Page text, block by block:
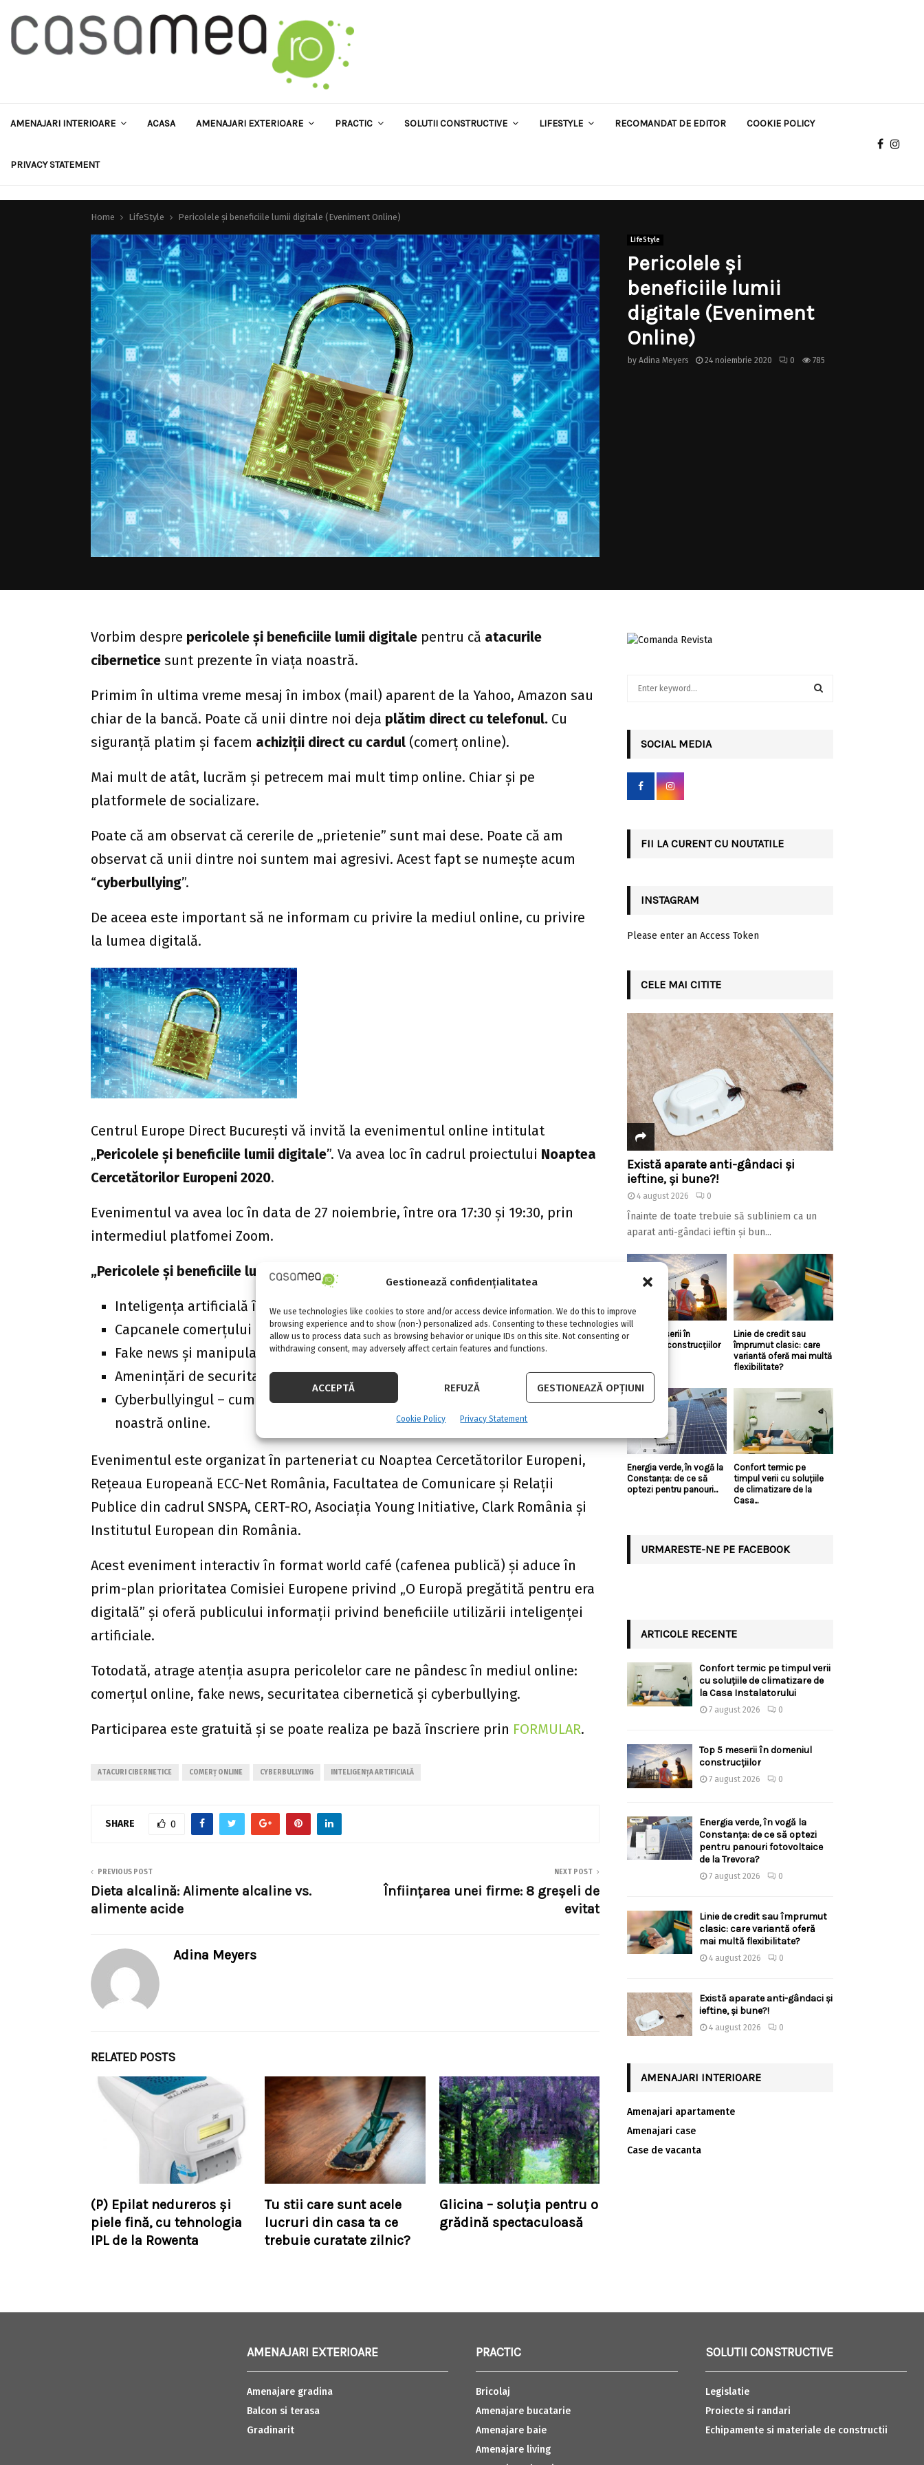
Gestionează confidențialitatea
We use technologies like cookies to store and/or access device information. We do this to improve
browsing experience and to show (non-) personalized ads. Consenting to these technologies will
allow us to process data such as browsing behavior or unique IDs on this site. Not consenting or
withdrawing consent, may adversely affect certain features and functions.
ACCEPTĂ REFUZĂ GESTIONEAZĂ OPȚIUNI
Cookie Policy Privacy Statement
AMENAJARI INTERIOARE ACASA AMENAJARI EXTERIOARE PRACTIC SOLUTII CONSTRUCTIVE LIFESTYLE RECOMANDAT DE EDITOR COOKIE POLICY
PRIVACY STATEMENT
Home LifeStyle Pericolele și beneficiile lumii digitale (Eveniment Online)
LifeStyle
Pericolele și
beneficiile lumii
digitale (Eveniment
Online)
by Adina Meyers 24 noiembrie 2020 0 785
Vorbim despre pericolele și beneficiile lumii digitale pentru că atacurile
cibernetice sunt prezente în viața noastră.
Primim în ultima vreme mesaj în imbox (mail) aparent de la Yahoo, Amazon sau
chiar de la bancă. Poate că unii dintre noi deja plătim direct cu telefonul. Cu
siguranță platim și facem achiziții direct cu cardul (comerț online).
Mai mult de atât, lucrăm și petrecem mai mult timp online. Chiar și pe
platformele de socializare.
Poate că am observat că cererile de „prietenie” sunt mai dese. Poate că am
observat că unii dintre noi suntem mai agresivi. Acest fapt se numește acum
“cyberbullying”.
De aceea este important să ne informam cu privire la mediul online, cu privire
la lumea digitală.
Centrul Europe Direct București vă invită la evenimentul online intitulat
„Pericolele și beneficiile lumii digitale”. Va avea loc în cadrul proiectului Noaptea
Cercetătorilor Europeni 2020.
Evenimentul va avea loc în data de 27 noiembrie, între ora 17:30 și 19:30, prin
intermediul platfomei Zoom.
„Pericolele și beneficiile lumii digitale”va aborda următoarele aspecte:
Inteligența artificială în viața de zi cu zi;
Capcanele comerțului online;
Fake news și manipularea informației. Cum să devii un fact-checker iscusit;
Amenințări de securitate cibernetică;
Cyberbullyingul – cum îl recunoaștem și ce putem face pentru siguranța
noastră online.
Evenimentul este organizat în parteneriat cu Noaptea Cercetătorilor Europeni,
Rețeaua Europeană ECC-Net România, Facultatea de Comunicare și Relații
Publice din cadrul SNSPA, CERT-RO, Asociația Young Initiative, Clark România și
Institutul European din România.
Acest eveniment interactiv în format world café (cafenea publică) și aduce în
prim-plan prioritatea Comisiei Europene privind „O Europă pregătită pentru era
digitală” și oferă publicului informații privind beneficiile utilizării inteligenței
artificiale.
Totodată, atrage atenția asupra pericolelor care ne pândesc în mediul online:
comerțul online, fake news, securitatea cibernetică și cyberbullying.
Participarea este gratuită și se poate realiza pe bază înscriere prin FORMULAR.
ATACURI CIBERNETICE COMERȚ ONLINE CYBERBULLYING INTELIGENȚA ARTIFICIALĂ
SHARE 0
PREVIOUS POST
Dieta alcalină: Alimente alcaline vs.
alimente acide
NEXT POST
Înființarea unei firme: 8 greșeli de
evitat
Adina Meyers
RELATED POSTS
(P) Epilat nedureros şi
piele fină, cu tehnologia
IPL de la Rowenta
Tu stii care sunt acele
lucruri din casa ta ce
trebuie curatate zilnic?
Glicina – soluția pentru o
grădină spectaculoasă
r
SOCIAL MEDIA
FII LA CURENT CU NOUTATILE
INSTAGRAM
Please enter an Access Token
CELE MAI CITITE
Există aparate anti-gândaci și
ieftine, și bune?!
4 august 2026 0
Înainte de toate trebuie să subliniem ca un
aparat anti-gândaci ieftin și bun...
Top 5 meserii în
domeniul construcțiilor
Linie de credit sau
împrumut clasic: care
variantă oferă mai multă
flexibilitate?
Energia verde, în vogă la
Constanța: de ce să
optezi pentru panouri...
Confort termic pe
timpul verii cu soluțiile
de climatizare de la
Casa...
URMARESTE-NE PE FACEBOOK
ARTICOLE RECENTE
Confort termic pe timpul verii
cu soluțiile de climatizare de
la Casa Instalatorului
7 august 2026 0
Top 5 meserii în domeniul
construcțiilor
7 august 2026 0
Energia verde, în vogă la
Constanța: de ce să optezi
pentru panouri fotovoltaice
de la Trevora?
7 august 2026 0
Linie de credit sau împrumut
clasic: care variantă oferă
mai multă flexibilitate?
4 august 2026 0
Există aparate anti-gândaci și
ieftine, și bune?!
4 august 2026 0
AMENAJARI INTERIOARE
Amenajari apartamente
Amenajari case
Case de vacanta
AMENAJARI EXTERIOARE
Amenajare gradina
Balcon si terasa
Gradinarit
PRACTIC
Bricolaj
Amenajare bucatarie
Amenajare baie
Amenajare living
SOLUTII CONSTRUCTIVE
Legislatie
Proiecte si randari
Echipamente si materiale de constructii